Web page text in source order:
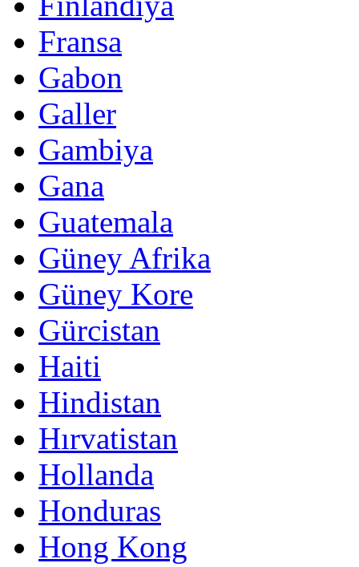
Fransa
Gabon
Galler
Gambiya
Gana
Guatemala
Güney Afrika
Güney Kore
Gürcistan
Haiti
Hindistan
Hırvatistan
Hollanda
Honduras
Hong Kong